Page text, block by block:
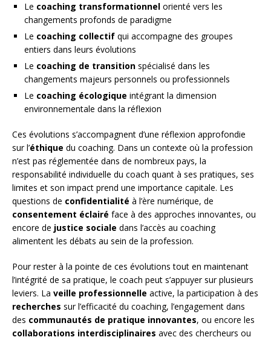
Le coaching transformationnel orienté vers les
changements profonds de paradigme
Le coaching collectif qui accompagne des groupes
entiers dans leurs évolutions
Le coaching de transition spécialisé dans les
changements majeurs personnels ou professionnels
Le coaching écologique intégrant la dimension
environnementale dans la réflexion
Ces évolutions s’accompagnent d’une réflexion approfondie
sur l’éthique du coaching. Dans un contexte où la profession
n’est pas réglementée dans de nombreux pays, la
responsabilité individuelle du coach quant à ses pratiques, ses
limites et son impact prend une importance capitale. Les
questions de confidentialité à l’ère numérique, de
consentement éclairé face à des approches innovantes, ou
encore de justice sociale dans l’accès au coaching
alimentent les débats au sein de la profession.
Pour rester à la pointe de ces évolutions tout en maintenant
l’intégrité de sa pratique, le coach peut s’appuyer sur plusieurs
leviers. La veille professionnelle active, la participation à des
recherches sur l’efficacité du coaching, l’engagement dans
des communautés de pratique innovantes, ou encore les
collaborations interdisciplinaires avec des chercheurs ou